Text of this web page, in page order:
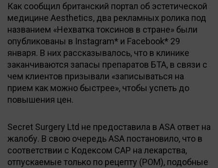
Как сообщил британский портал об эстетической
медицине Aesthetics, два рекламных ролика под
названием «Нехватка токсинов в стране» были
опубликованы в Instagram* и Facebook* 29
января. В них рассказывалось, что в клинике
заканчиваются запасы препаратов БТА, в связи с
чем клиентов призывали «записываться на
прием как можно быстрее», чтобы успеть до
повышения цен.
Secret Surgery Ltd не предоставила в ASA ответ на
жалобу. В свою очередь ASA постановило, что в
соответствии с Кодексом CAP на лекарства,
отпускаемые только по рецепту (POM), подобные